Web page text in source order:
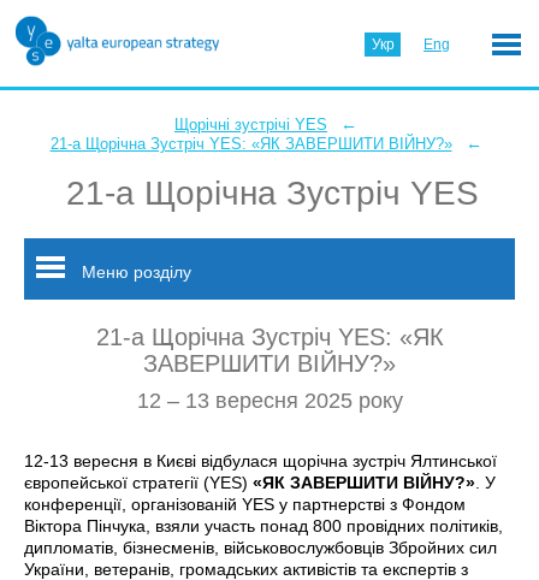
Укр Eng
Щорічні зустрічі YES ←
21-а Щорічна Зустріч YES: «ЯК ЗАВЕРШИТИ ВІЙНУ?» ←
21-а Щорічна Зустріч YES
Меню розділу
21-а Щорічна Зустріч YES: «ЯК
ЗАВЕРШИТИ ВІЙНУ?»
12 – 13 вересня 2025 року
12-13 вересня в Києві відбулася щорічна зустріч Ялтинської
європейської стратегії (YES) «ЯК ЗАВЕРШИТИ ВІЙНУ?» . У
конференції, організованій YES у партнерстві з Фондом
Віктора Пінчука, взяли участь понад 800 провідних політиків,
дипломатів, бізнесменів, військовослужбовців Збройних сил
України, ветеранів, громадських активістів та експертів з